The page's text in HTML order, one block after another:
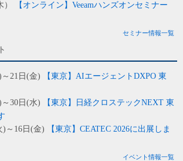
【オンライン】Veeamハンズオンセミナー
セミナー情報一覧
21日(金)
【東京】AIエージェントDXPO 東
30日(水)
【東京】日経クロステックNEXT 東
)～16日(金)
【東京】CEATEC 2026に出展しま
イベント情報一覧